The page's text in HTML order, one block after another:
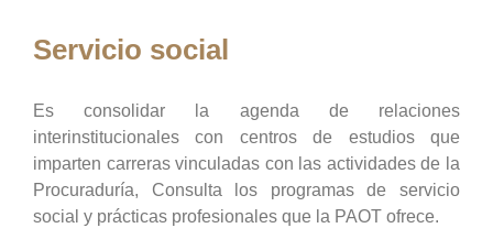
Servicio social
Es consolidar la agenda de relaciones
interinstitucionales con centros de estudios que
imparten carreras vinculadas con las actividades de la
Procuraduría, Consulta los programas de servicio
social y prácticas profesionales que la PAOT ofrece.